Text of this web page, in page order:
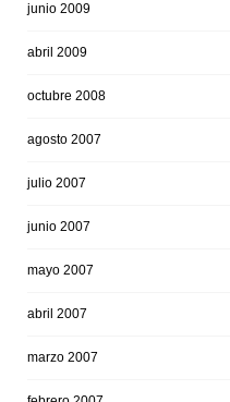
junio 2009
abril 2009
octubre 2008
agosto 2007
julio 2007
junio 2007
mayo 2007
abril 2007
marzo 2007